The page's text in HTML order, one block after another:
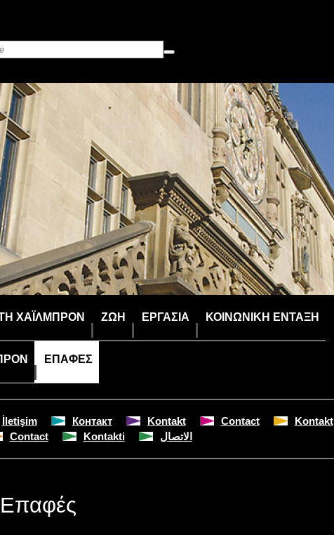
ΧΑΪΛΜΠΡΌΝ ΖΩΉ ΕΡΓΑΣΊΑ ΚΟΙΝΩΝΙΚΉ ΈΝΤΑΞΗ
ΕΠΑΦΈΣ
İletişim Контакт Kontakt Contact Kontakt
Contact Kontakti الاتصال
Επαφές